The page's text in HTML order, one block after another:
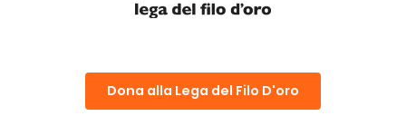
Dona alla Lega del Filo D'oro